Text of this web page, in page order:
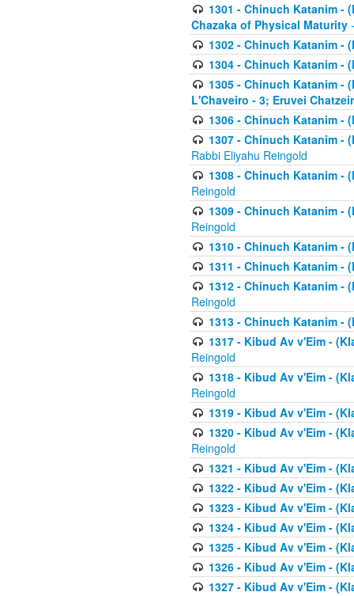
1301 - Chinuch Katanim -
Chazaka of Physical Maturity
1302 - Chinuch Katanim -
1304 - Chinuch Katanim -
1305 - Chinuch Katanim -
L'Chaveiro - 3; Eruvei
1306 - Chinuch Katanim -
1307 - Chinuch Katanim -
Rabbi Eliyahu Reingold
1308 - Chinuch Katanim -
Reingold
1309 - Chinuch Katanim -
Reingold
1310 - Chinuch Katanim -
1311 - Chinuch Katanim -
1312 - Chinuch Katanim -
Reingold
1313 - Chinuch Katanim -
1317 - Kibud Av v'Eim -
Reingold
1318 - Kibud Av v'Eim -
Reingold
1319 - Kibud Av v'Eim -
1320 - Kibud Av v'Eim -
Reingold
1321 - Kibud Av v'Eim -
1322 - Kibud Av v'Eim -
1323 - Kibud Av v'Eim -
1324 - Kibud Av v'Eim -
1325 - Kibud Av v'Eim -
1326 - Kibud Av v'Eim -
1327 - Kibud Av v'Eim -